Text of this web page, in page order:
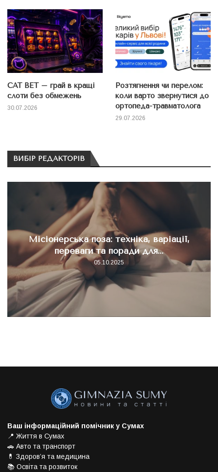
CAT BET – грай в кращі
слоти без обмежень
30.07.2026
Розтягнення чи перелом:
коли варто звернутися до
ортопеда-травматолога
29.07.2026
ВИБІР РЕДАКТОРІВ
Місіонерська поза: техніка, варіації,
переваги та поради для...
05.10.2025
Ваш інформаційний помічник у Сумах
📍 Життя в Сумах
🚗 Авто та транспорт
💊 Здоров’я та медицина
📚 Освіта та розвиток